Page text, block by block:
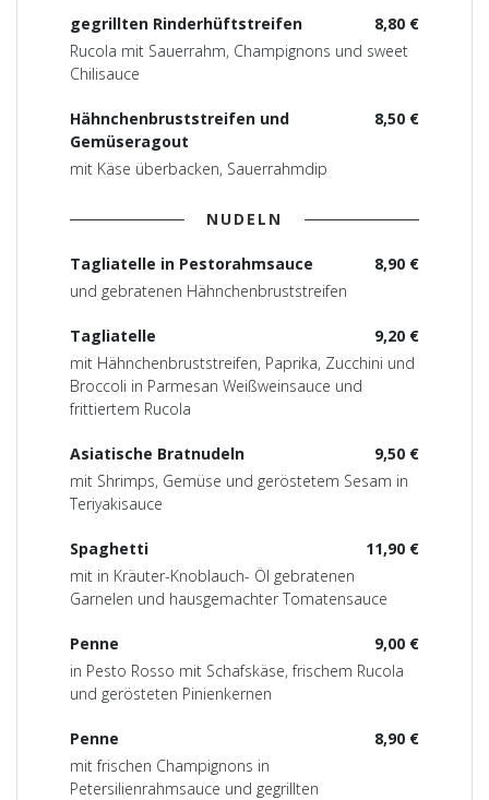
8,80 €
gegrillten Rinderhüftstreifen
Rucola mit Sauerrahm, Champignons und sweet
Chilisauce
8,50 €
Hähnchenbruststreifen und
Gemüseragout
mit Käse überbacken, Sauerrahmdip
NUDELN
8,90 €
Tagliatelle in Pestorahmsauce
und gebratenen Hähnchenbruststreifen
9,20 €
Tagliatelle
mit Hähnchenbruststreifen, Paprika, Zucchini und
Broccoli in Parmesan Weißweinsauce und
frittiertem Rucola
9,50 €
Asiatische Bratnudeln
mit Shrimps, Gemüse und geröstetem Sesam in
Teriyakisauce
11,90 €
Spaghetti
mit in Kräuter-Knoblauch- Öl gebratenen
Garnelen und hausgemachter Tomatensauce
9,00 €
Penne
in Pesto Rosso mit Schafskäse, frischem Rucola
und gerösteten Pinienkernen
8,90 €
Penne
mit frischen Champignons in
Petersilienrahmsauce und gegrillten